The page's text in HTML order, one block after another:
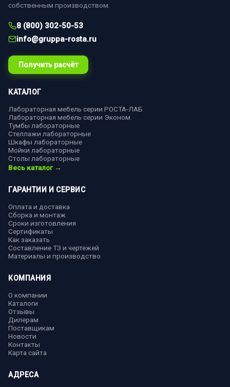
собственным производством.
8 (800) 302-50-53
info@gruppa-rosta.ru
Получить расчёт
КАТАЛОГ
Лабораторная мебель серии РОСТА-ЛАБ
Лабораторная мебель серии Эконом
Тумбы лабораторные
Стеллажи лабораторные
Шкафы лабораторные
Мойки лабораторные
Столы лабораторные
Весь каталог →
ГАРАНТИИ И СЕРВИС
Оплата и доставка
Сборка и монтаж
Сроки изготовления
Сертификаты
Как заказать
Составление ТЗ и чертежей
Материалы и производство
КОМПАНИЯ
О компании
Каталоги
Отзывы
Дилерам
Поставщикам
Новости
Контакты
Карта сайта
АДРЕСА